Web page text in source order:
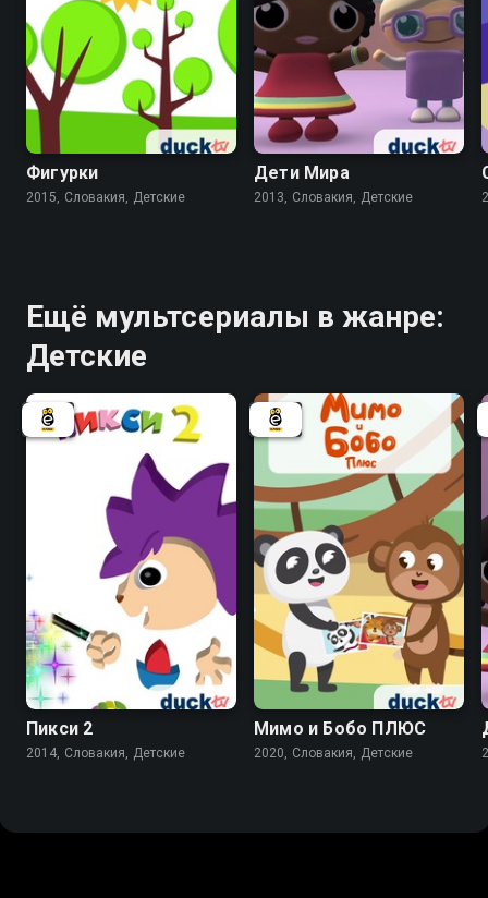
Фигурки
2015, Словакия, Детские
Дети Мира
2013, Словакия, Детские
Ещё мультсериалы в жанре:
Детские
Пикси 2
2014, Словакия, Детские
Мимо и Бобо ПЛЮС
2020, Словакия, Детские